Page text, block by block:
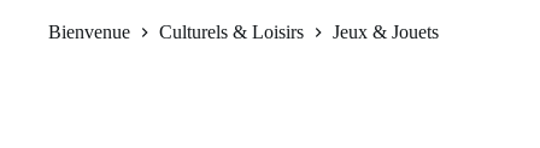
Bienvenue Culturels & Loisirs Jeux & Jouets